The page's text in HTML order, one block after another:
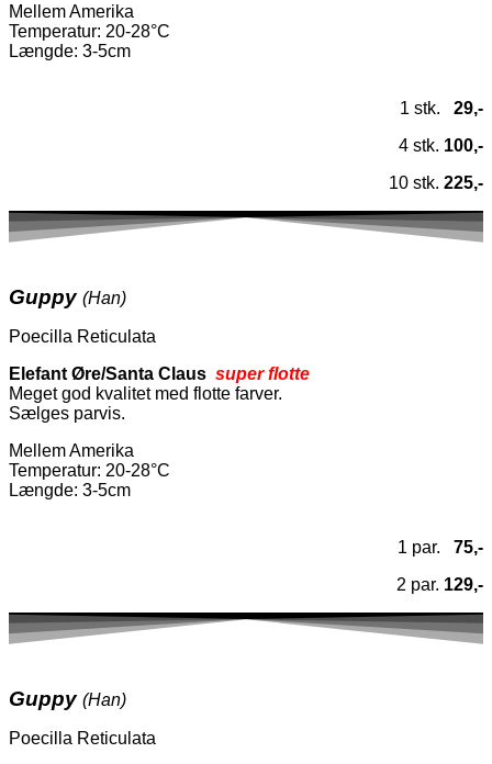
Mellem Amerika
Temperatur: 20-28°C
Længde: 3-5cm
1 stk.
29,-
4 stk. 100,-
10 stk. 225,-
Guppy (Han)
Poecilla Reticulata
Elefant Øre/Santa Claus super flotte
Meget god kvalitet med flotte farver.
Sælges parvis.
Mellem Amerika
Temperatur: 20-28°C
Længde: 3-5cm
1 par. 75,-
2 par. 129,-
Guppy (Han)
Poecilla Reticulata